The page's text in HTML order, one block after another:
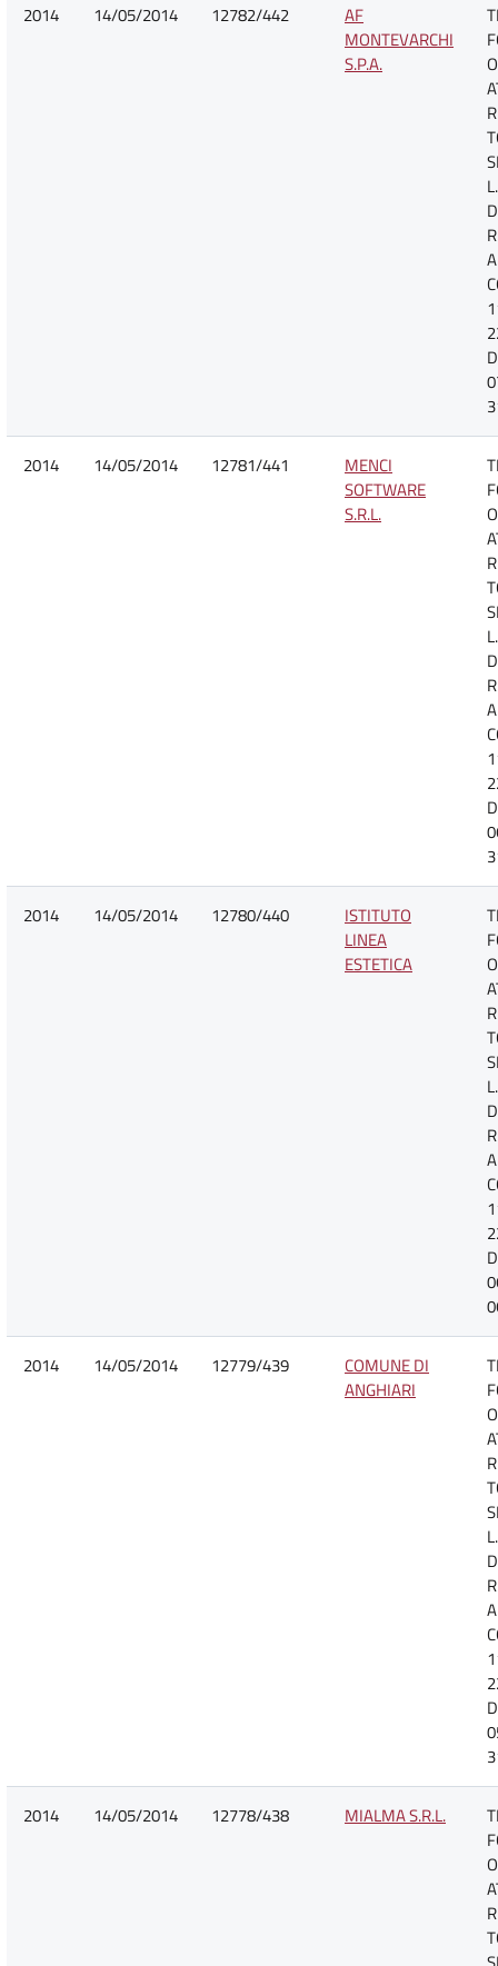
2014 14/05/2014 12782/442
AF
MONTEVARCHI
S.P.A.
2014 14/05/2014 12781/441
MENCI
SOFTWARE
S.R.L.
2014 14/05/2014 12780/440
ISTITUTO
LINEA
ESTETICA
2014 14/05/2014 12779/439
COMUNE DI
ANGHIARI
2014 14/05/2014 12778/438 MIALMA S.R.L.